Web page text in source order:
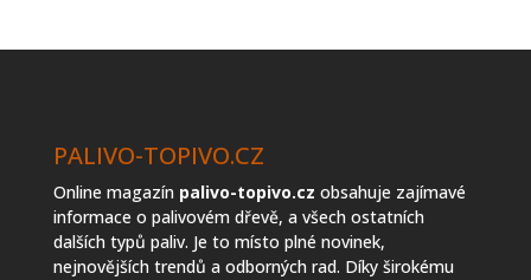
PALIVO-TOPIVO.CZ
Online magazín palivo-topivo.cz obsahuje zajímavé
informace o palivovém dřevě, a všech ostatních
dalších typů paliv. Je to místo plné novinek,
nejnovějších trendů a odborných rad. Díky širokému